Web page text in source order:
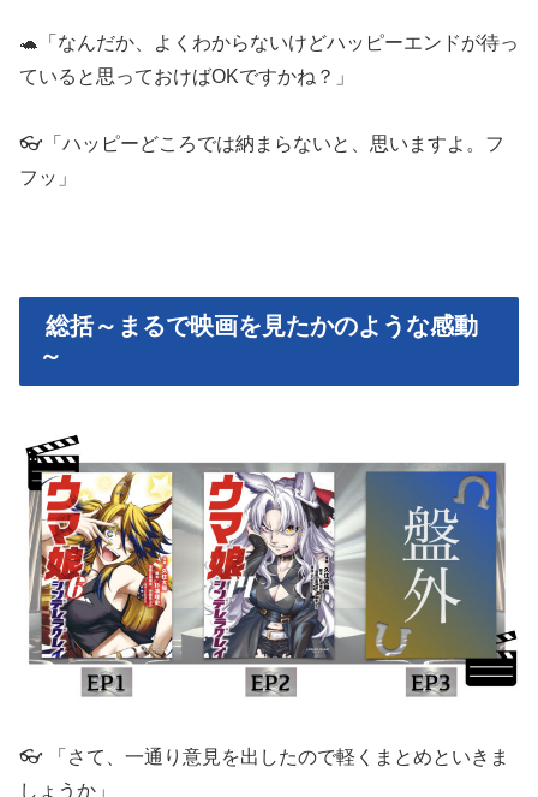
🐢「なんだか、よくわからないけどハッピーエンドが待っ
ていると思っておけばOKですかね？」
👓「ハッピーどころでは納まらないと、思いますよ。フ
フッ」
総括～まるで映画を見たかのような感動
～
👓 「さて、一通り意見を出したので軽くまとめといきま
しょうか」